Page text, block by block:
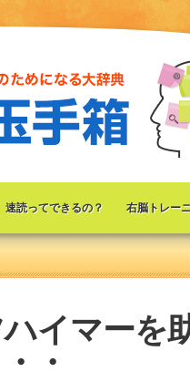
速読ってできるの？ 右脳トレー
イマーを
・